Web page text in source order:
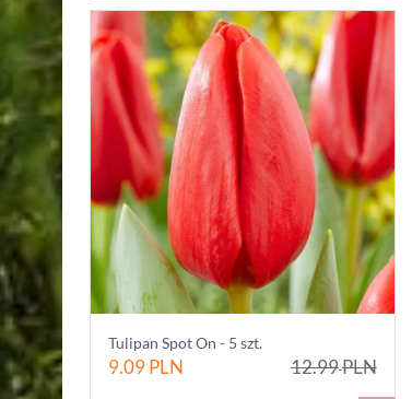
Tulipan Spot On - 5 szt.
9.09PLN 12.99PLN